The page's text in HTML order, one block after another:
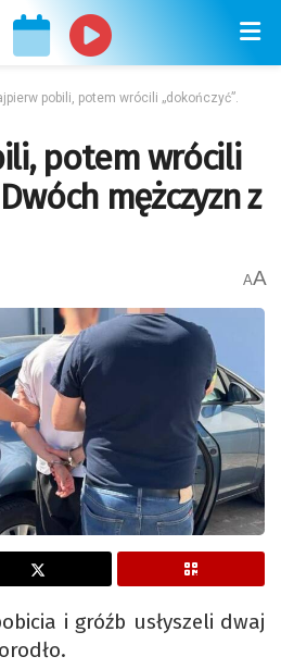
pobili, potem wrócili „dokończyć”.
potem wrócili
mężczyzn z
AA
i gróźb usłyszeli dwaj